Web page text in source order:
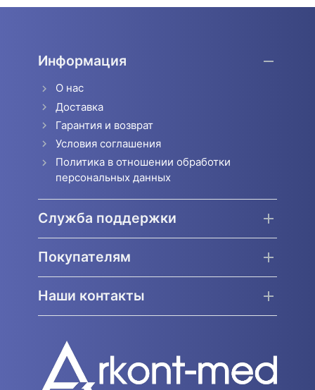
Информация
О нас
Доставка
Гарантия и возврат
Условия соглашения
Политика в отношении обработки
персональных данных
Служба поддержки
Покупателям
Наши контакты